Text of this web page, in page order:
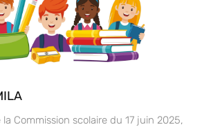
Commission scolaire du 17 juin 2025,